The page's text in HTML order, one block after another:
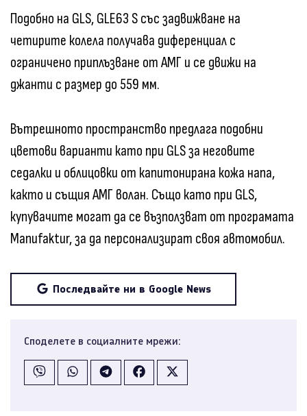
Подобно на GLS, GLE63 S със задвижване на
четирите колела получава диференциал с
ограничено приплъзване от АМГ и се движи на
джанти с размер до 559 мм.
Вътрешното пространство предлага подобни
цветови варианти като при GLS за неговите
седалки и облицовки от капитонирана кожа напа,
както и същия АМГ волан. Също като при GLS,
купувачите могат да се възползват от програмата
Manufaktur, за да персонализират своя автомобил.
Последвайте ни в Google News
Споделете в социалните мрежи: